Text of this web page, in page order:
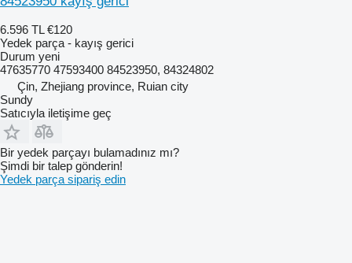
6.596 TL €120
Yedek parça - kayış gerici
Durum yeni
47635770 47593400 84523950, 84324802
Çin, Zhejiang province, Ruian city
Sundy
Satıcıyla iletişime geç
Bir yedek parçayı bulamadınız mı?
Şimdi bir talep gönderin!
Yedek parça sipariş edin